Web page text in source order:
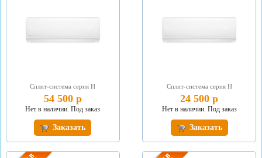
Сплит-система серия Н
54 500 р
Нет в наличии. Под заказ
Заказать
Сплит-система серия Н
24 500 р
Нет в наличии. Под заказ
Заказать